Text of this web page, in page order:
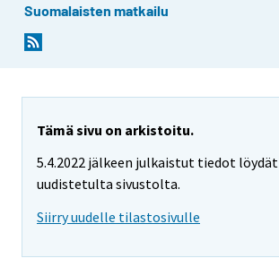
Suomalaisten matkailu
Tämä sivu on arkistoitu.
5.4.2022 jälkeen julkaistut tiedot löydät
uudistetulta sivustolta.
Siirry uudelle tilastosivulle